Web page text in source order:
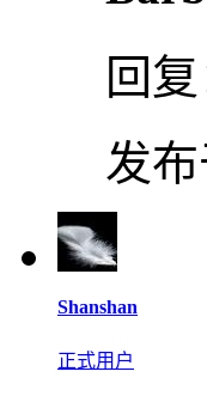
回复
发布
Shanshan
正式用户